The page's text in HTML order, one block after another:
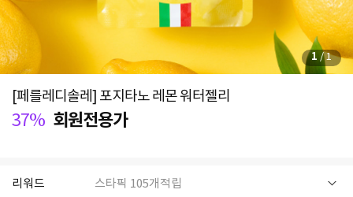
1 /1
[페를레디솔레] 포지타노 레몬 워터젤리
37% 회원전용가
리워드 스타픽 105개적립